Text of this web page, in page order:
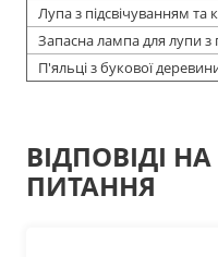
Лупа з підсвічуванням та
Запасна лампа для лупи з
П'яльці з букової
ВІДПОВІДІ
ПИТАННЯ